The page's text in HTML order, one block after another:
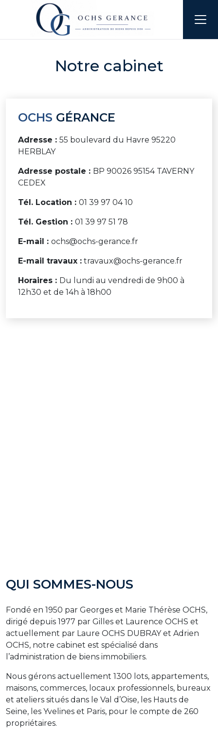
AccueilNotre cabinet
Notre cabinet
OCHS GÉRANCE
Adresse : 55 boulevard du Havre 95220
HERBLAY
Adresse postale : BP 90026 95154 TAVERNY
CEDEX
Tél. Location : 01 39 97 04 10
Tél. Gestion : 01 39 97 51 78
E-mail : ochs@ochs-gerance.fr
E-mail travaux : travaux@ochs-gerance.fr
Horaires : Du lundi au vendredi de 9h00 à
12h30 et de 14h à 18h00
QUI SOMMES-NOUS
Fondé en 1950 par Georges et Marie Thérèse OCHS,
dirigé depuis 1977 par Gilles et Laurence OCHS et
actuellement par Laure OCHS DUBRAY et Adrien
OCHS, notre cabinet est spécialisé dans
l’administration de biens immobiliers.
Nous gérons actuellement 1300 lots, appartements,
maisons, commerces, locaux professionnels, bureaux
et ateliers situés dans le Val d’Oise, les Hauts de
Seine, les Yvelines et Paris, pour le compte de 260
propriétaires.